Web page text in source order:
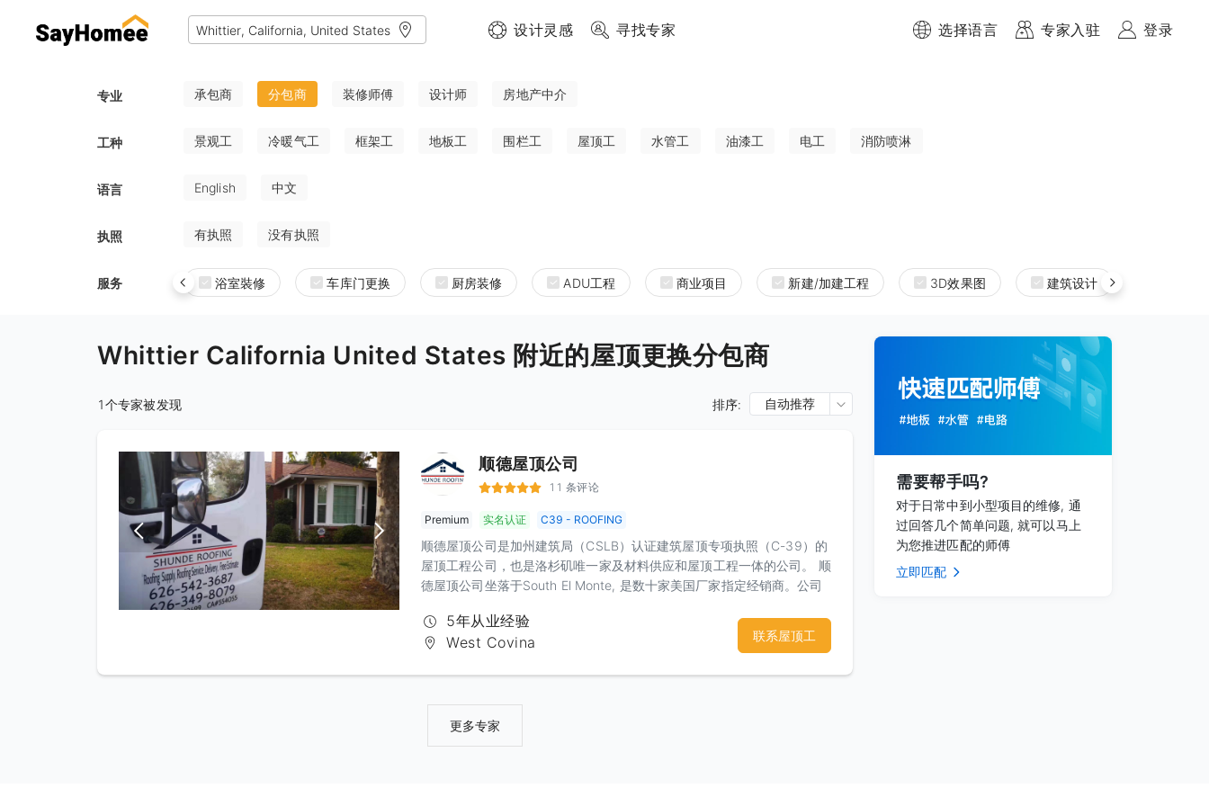
设计灵感 寻找专家 选择语言 专家入驻 登录
专业 承包商 分包商 装修师傅 设计师 房地产中介
工种 景观工 冷暖气工 框架工 地板工 围栏工 屋顶工 水管工 油漆工 电工 消防喷淋
语言 English 中文
执照 有执照 没有执照
服务 浴室裝修 车库门更换 厨房装修 ADU工程 商业项目 新建/加建工程 3D效果图 建筑设计
Whittier California United States 附近的屋顶更换分包商
1个专家被发现 排序: 自动推荐
顺德屋顶公司
11 条评论
Premium 实名认证 C39 - ROOFING
顺德屋顶公司是加州建筑局（CSLB）认证建筑屋顶专项执照（C-39）的
屋顶工程公司，也是洛杉矶唯一家及材料供应和屋顶工程一体的公司。 顺
德屋顶公司坐落于South El Monte, 是数十家美国厂家指定经销商。公司
（Tiles），平顶卷材料（Torchdown Capsheet）,排风系统
（Ventilation）, 防水涂料（Roof Coating），屋顶工具（Roofing
沥青瓦，泥土瓦，平顶，天台和阳台防水。各项工程均提供3年以上的人
工和材料质保。并且顺德屋顶公司和American Standing
Coating（ASC）公司达成战略合作，成为ASC指定工程公司。顺德屋顶
5年从业经验
West Covina
联系屋顶工
更多专家
需要帮手吗?
对于日常中到小型项目的维修, 通
过回答几个简单问题, 就可以马上
为您推进匹配的师傅
立即匹配